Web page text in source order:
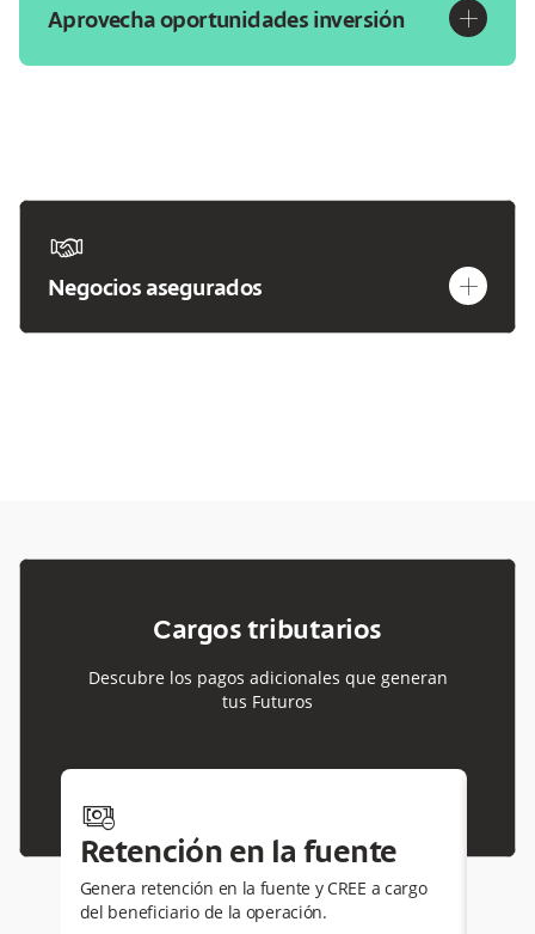
Aprovecha oportunidades inversión plus
Negocios asegurados plus
hand-handshake
Cargos tributarios
Descubre los pagos adicionales que generan
tus Futuros
money-minus
Retención en la fuente
Genera retención en la fuente y CREE a cargo
del beneficiario de la operación.